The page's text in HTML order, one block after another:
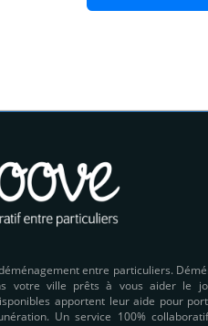
entre particuliers.
votre ville prêts à vous aider le
apportent leur aide pour
Un service 100%